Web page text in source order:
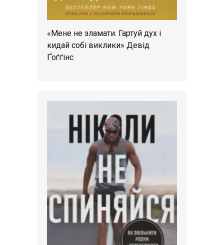
«Мене не зламати. Гартуй дух і
кидай собі виклики» Девід
Ґоґґінс